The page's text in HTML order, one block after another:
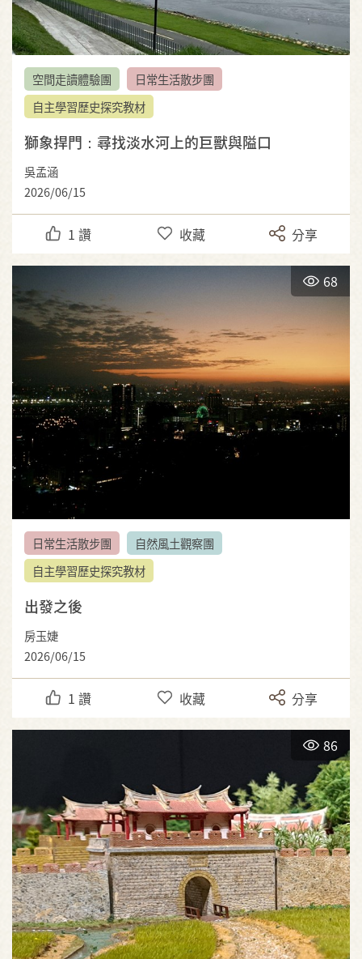
空間走讀體驗團
日常生活散步團
自主學習歷史探究教材
獅象捍門：尋找淡水河上的巨獸與隘口
吳孟涵
2026/06/15
1 讚 收藏 分享
68
日常生活散步團
自然風土觀察團
自主學習歷史探究教材
出發之後
房玉婕
2026/06/15
1 讚 收藏 分享
86